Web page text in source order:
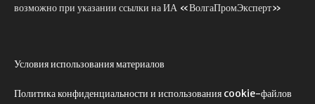
возможно при указании ссылки на ИА «ВолгаПромЭксперт»
Условия использования материалов
Политика конфиденциальности и использования cookie-файлов